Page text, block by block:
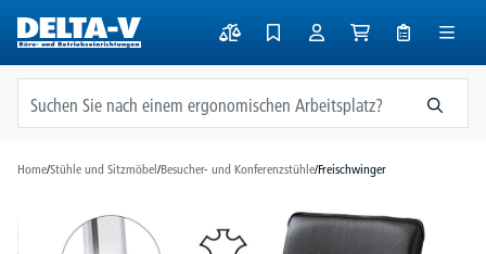
springen
Home/Stühle und Sitzmöbel/Besucher- und Konferenzstühle/Freischwinger